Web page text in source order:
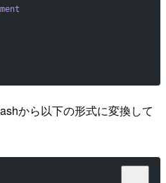
から以下の形式に変換して